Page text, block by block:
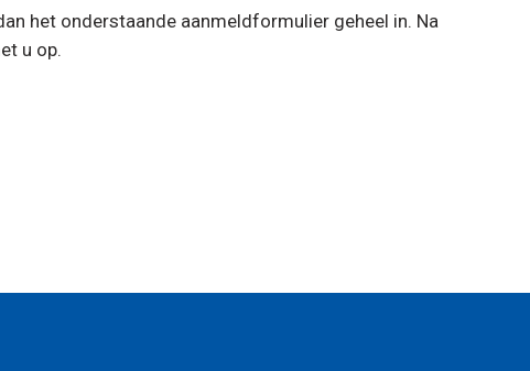
het onderstaande aanmeldformulier geheel in. Na
u op.